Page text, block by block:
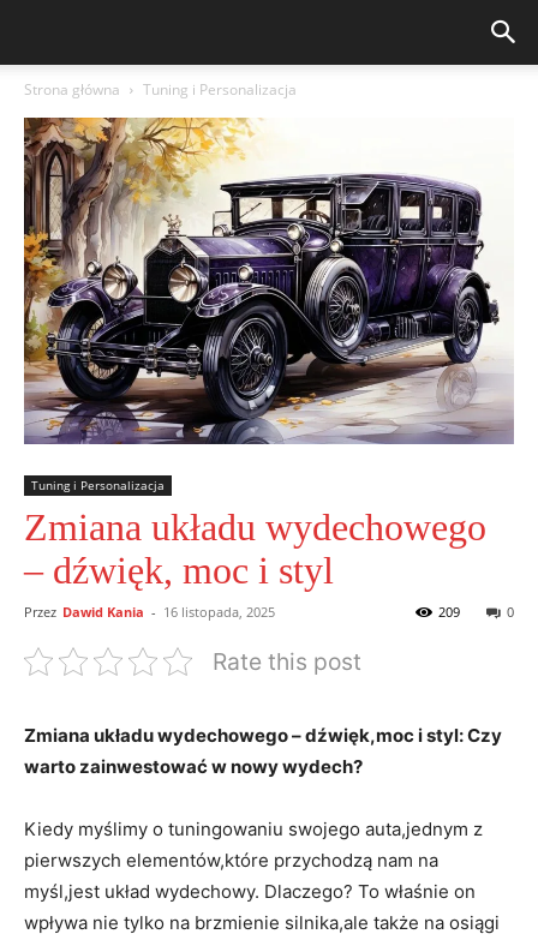
Strona główna Tuning i Personalizacja
Tuning i Personalizacja
Zmiana układu wydechowego
– dźwięk, moc i styl
Przez Dawid Kania - 16 listopada, 2025 0
209
Rate this post
Zmiana układu wydechowego – dźwięk,moc i styl: Czy
warto zainwestować w nowy wydech?
Kiedy myślimy o tuningowaniu swojego auta,jednym z
pierwszych elementów,które przychodzą nam na
myśl,jest układ wydechowy. Dlaczego? To właśnie on
wpływa nie tylko na brzmienie silnika,ale także na osiągi